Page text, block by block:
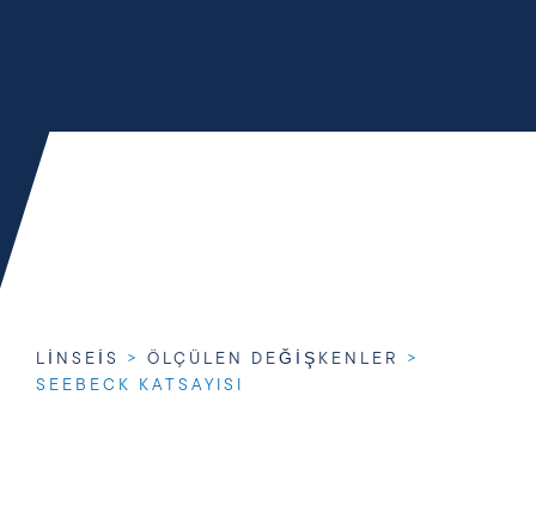
LINSEIS > ÖLÇÜLEN DEĞIŞKENLER
>
SEEBECK KATSAYISI